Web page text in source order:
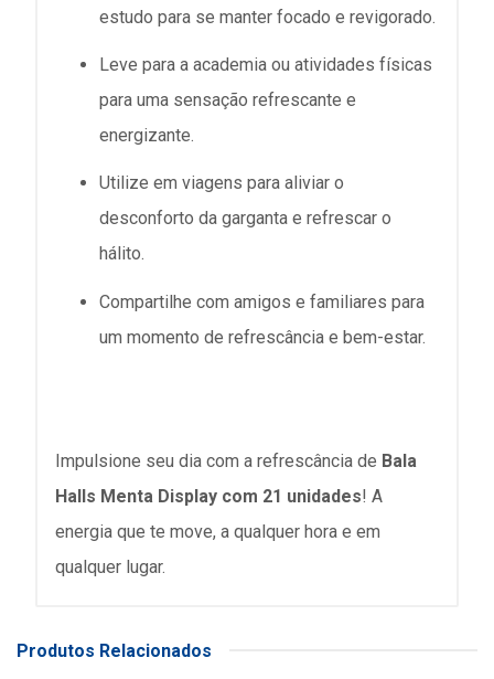
estudo para se manter focado e revigorado.
Leve para a academia ou atividades físicas
para uma sensação refrescante e
energizante.
Utilize em viagens para aliviar o
desconforto da garganta e refrescar o
hálito.
Compartilhe com amigos e familiares para
um momento de refrescância e bem-estar.
Impulsione seu dia com a refrescância de Bala
Halls Menta Display com 21 unidades! A
energia que te move, a qualquer hora e em
qualquer lugar.
Produtos Relacionados